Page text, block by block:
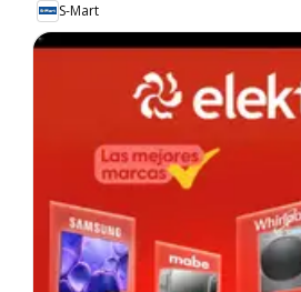
S-Mart